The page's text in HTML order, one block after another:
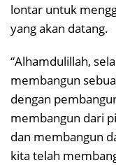
lontar untuk
yang akan datang.
“Alhamdulillah,
membangun
dengan
membangun dari
dan membangun
kita telah